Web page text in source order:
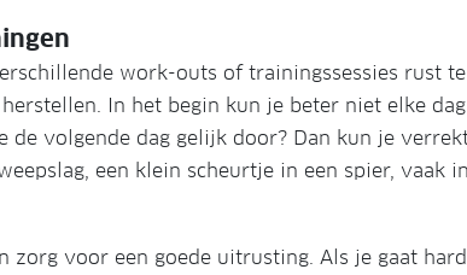
work-outs of trainingssessies rust
In het begin kun je beter niet elke
de volgende dag gelijk door? Dan kun je
een klein scheurtje in een spier, vaak
zorg voor een goede uitrusting. Als je gaat